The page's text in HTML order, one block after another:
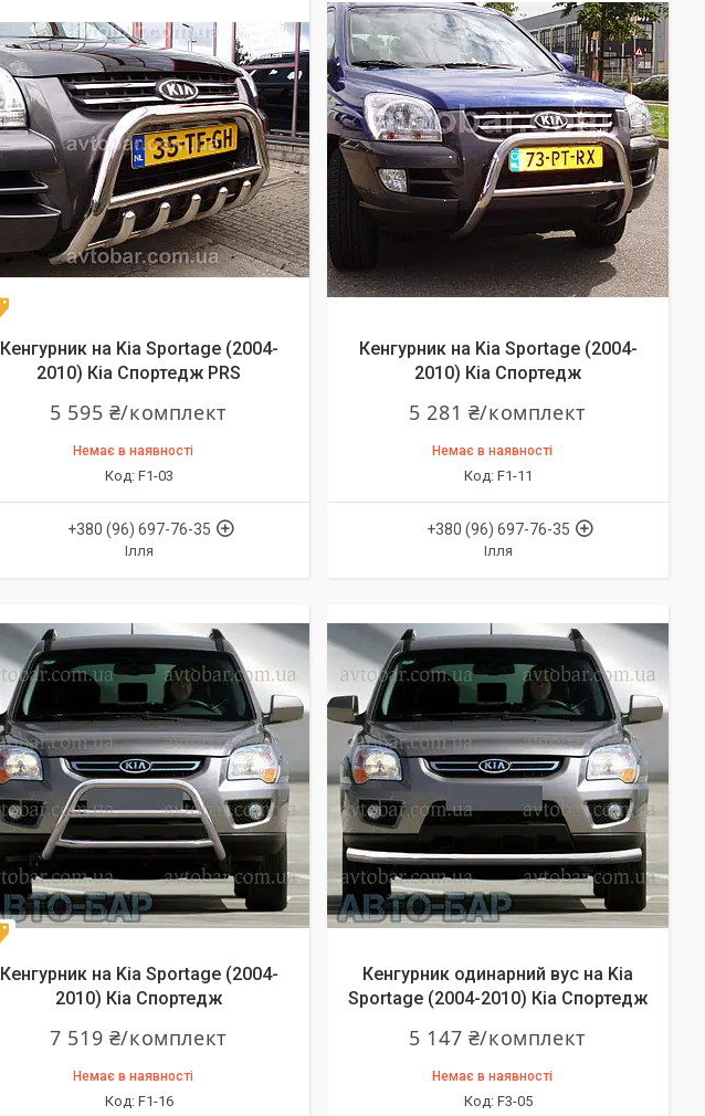
Кенгурник на Kia Sportage (2004-
2010) Кіа Спортедж PRS
5 595 ₴/комплект
Немає в наявності
F1-03
+380 (96) 697-76-35
Ілля
Кенгурник на Kia Sportage (2004-
2010) Кіа Спортедж
5 281 ₴/комплект
Немає в наявності
F1-11
+380 (96) 697-76-35
Ілля
Кенгурник на Kia Sportage (2004-
2010) Кіа Спортедж
7 519 ₴/комплект
Немає в наявності
F1-16
Кенгурник одинарний вус на Kia
Sportage (2004-2010) Кіа Спортедж
5 147 ₴/комплект
Немає в наявності
F3-05